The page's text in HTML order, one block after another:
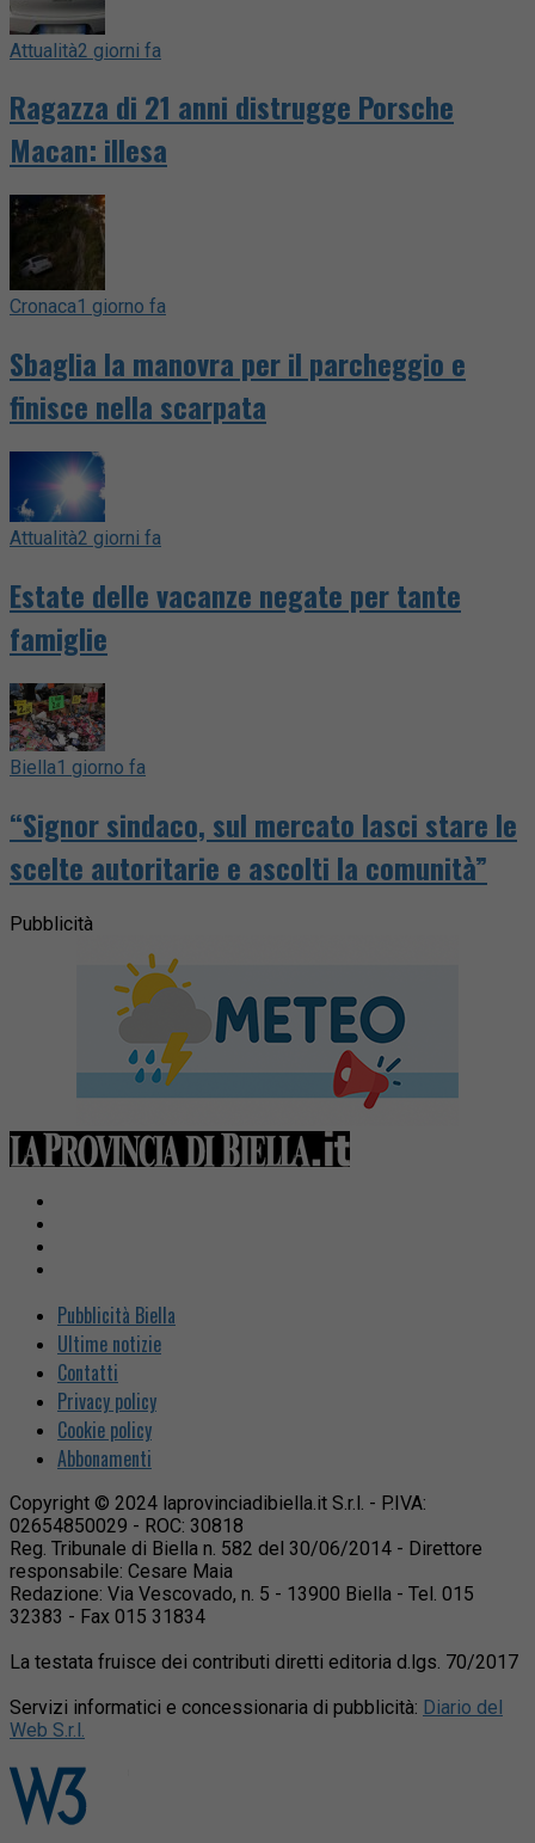
Attualità2 giorni fa
Ragazza di 21 anni distrugge Porsche
Macan: illesa
Cronaca1 giorno fa
Sbaglia la manovra per il parcheggio e
finisce nella scarpata
Attualità2 giorni fa
Estate delle vacanze negate per tante
famiglie
Biella1 giorno fa
“Signor sindaco, sul mercato lasci stare le
scelte autoritarie e ascolti la comunità”
Pubblicità
Pubblicità Biella
Ultime notizie
Contatti
Privacy policy
Cookie policy
Abbonamenti
Copyright © 2024 laprovinciadibiella.it S.r.l. - P.IVA:
02654850029 - ROC: 30818
Reg. Tribunale di Biella n. 582 del 30/06/2014 - Direttore
responsabile: Cesare Maia
Redazione: Via Vescovado, n. 5 - 13900 Biella - Tel. 015
32383 - Fax 015 31834
La testata fruisce dei contributi diretti editoria d.lgs. 70/2017
Servizi informatici e concessionaria di pubblicità: Diario del
Web S.r.l.